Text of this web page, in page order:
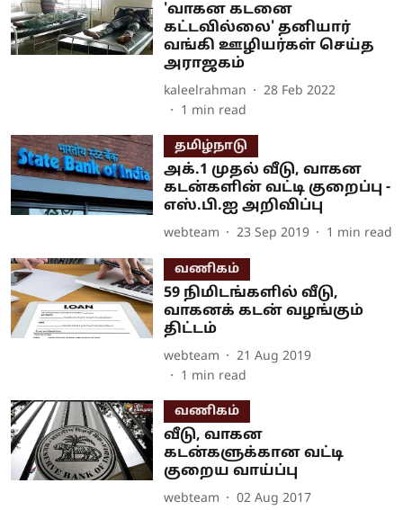
'வாகன கடனை
கட்டவில்லை' தனியார்
வங்கி ஊழியர்கள் செய்த
அராஜகம்
kaleelrahman
28 Feb 2022
1 min read
தமிழ்நாடு
அக்.1 முதல் வீடு, வாகன
கடன்களின் வட்டி குறைப்பு -
எஸ்.பி.ஐ அறிவிப்பு
webteam 23 Sep 2019 1 min read
வணிகம்
59 நிமிடங்களில் வீடு,
வாகனக் கடன் வழங்கும்
திட்டம்
webteam
21 Aug 2019
1 min read
வணிகம்
வீடு, வாகன
கடன்களுக்கான வட்டி
குறைய வாய்ப்பு
webteam
02 Aug 2017